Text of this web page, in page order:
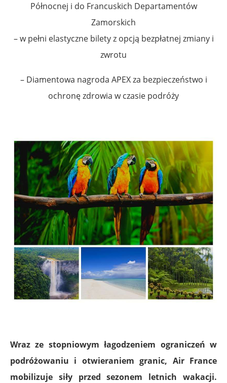
Północnej i do Francuskich Departamentów
Zamorskich
– w pełni elastyczne bilety z opcją bezpłatnej zmiany i
zwrotu
– Diamentowa nagroda APEX za bezpieczeństwo i
ochronę zdrowia w czasie podróży
Wraz ze stopniowym łagodzeniem ograniczeń w
podróżowaniu i otwieraniem granic, Air France
mobilizuje siły przed sezonem letnich wakacji.